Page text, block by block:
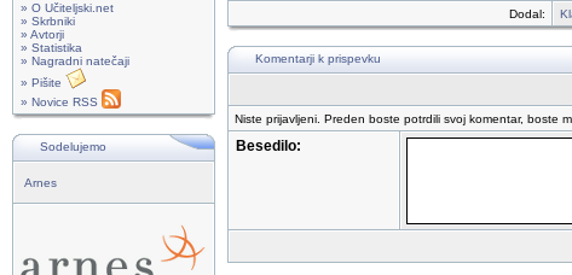
» O Učiteljski.net
» Skrbniki
» Avtorji
» Statistika
» Nagradni natečaji
» Pišite
» Novice RSS
Sodelujemo
Arnes
Dodal:
Komentarji k prispevku
Niste prijavljeni. Preden boste potrdili svoj komentar, boste
Besedilo: